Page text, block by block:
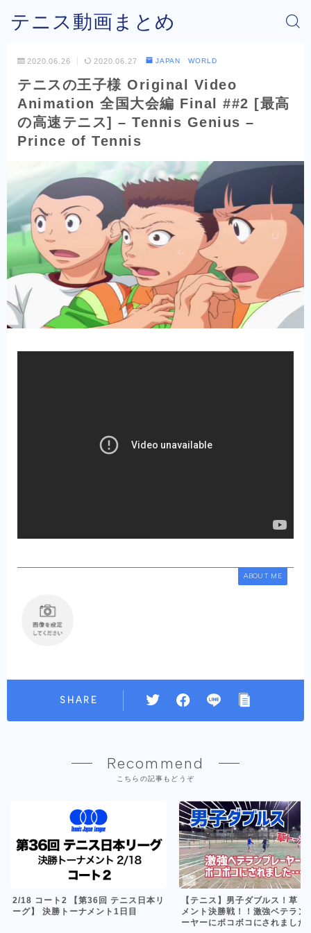
テニス動画まとめ
2020.06.26 2020.06.27 JAPAN WORLD
テニスの王子様 Original Video
Animation 全国大会編 Final ##2 [最高
の高速テニス] – Tennis Genius –
Prince of Tennis
ABOUT ME
SHARE
Recommend
こちらの記事もどうぞ
2/18 コート2 【第36回 テニス日本リ
ーグ】 決勝トーナメント1日目
【テニス】男子ダブルス！草ト
メント決勝戦！！激強ベテラン
ーヤーにボコボコにされまし